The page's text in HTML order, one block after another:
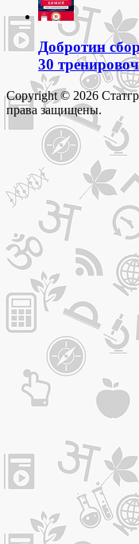
Добротин
30
Copyright © 2026
права защищены.